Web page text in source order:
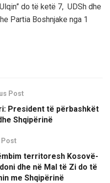
do të ketë 7, UDSh dhe
Partia Boshnjake nga 1
Post
President të përbashkët
Shqipërinë
Post
territoresh Kosovë-
dhe në Mal të Zi do të
me Shqipërinë